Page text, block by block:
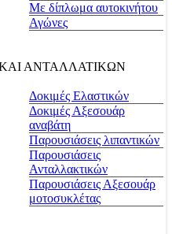
Με δίπλωμα αυτοκινήτου
Αγώνες
ΑΝΤΑΛΛΑΤΙΚΩΝ
Δοκιμές Ελαστικών
Δοκιμές Αξεσουάρ
αναβάτη
Παρουσιάσεις λιπαντικών
Παρουσιάσεις
Ανταλλακτικών
Παρουσιάσεις Αξεσουάρ
μοτοσυκλέτας